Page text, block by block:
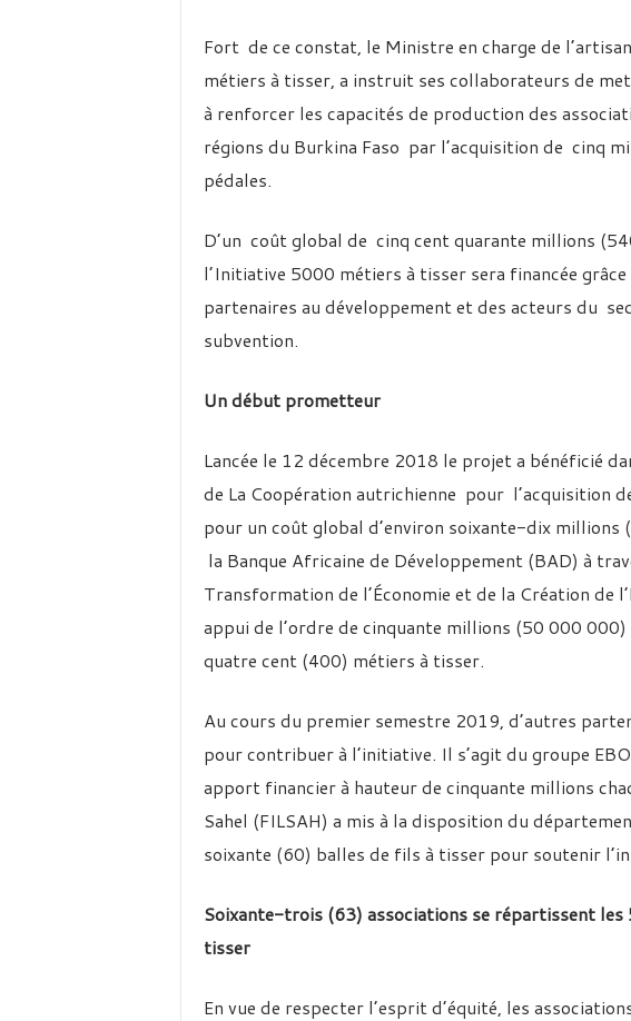
Fort de ce constat, le Ministre en charge de
métiers à tisser, a instruit ses collaborateurs de
à renforcer les capacités de production des
régions du Burkina Faso par l’acquisition de cinq
pédales.
D’un coût global de cinq cent quarante millions
l’Initiative 5000 métiers à tisser sera financée grâce
partenaires au développement et des acteurs du
subvention.
Un début prometteur
Lancée le 12 décembre 2018 le projet a bénéficié
de La Coopération autrichienne pour l’acquisition
pour un coût global d’environ soixante-dix
la Banque Africaine de Développement (BAD) à
Transformation de l’Économie et de la Création de
appui de l’ordre de cinquante millions (50 000 000)
quatre cent (400) métiers à tisser.
Au cours du premier semestre 2019, d’autres
pour contribuer à l’initiative. Il s’agit du groupe
apport financier à hauteur de cinquante millions
Sahel (FILSAH) a mis à la disposition du
soixante (60) balles de fils à tisser pour soutenir
Soixante-trois (63) associations se répartissent
tisser
En vue de respecter l’esprit d’équité, les